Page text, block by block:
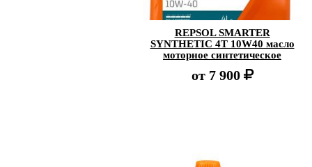
REPSOL SMARTER
SYNTHETIC 4T 10W40 масло
моторное синтетическое
от 7 900